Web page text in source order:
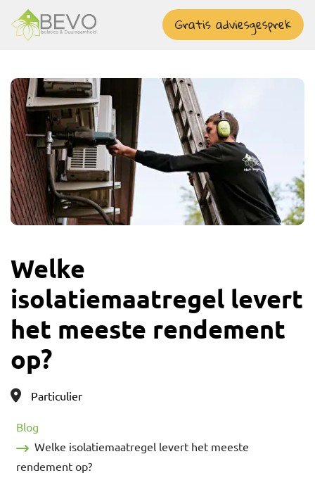
overslaan
Gratis adviesgesprek
Welke
isolatiemaatregel levert
het meeste rendement
op?
Categorie
Particulier
Blog
Welke isolatiemaatregel levert het meeste
rendement op?